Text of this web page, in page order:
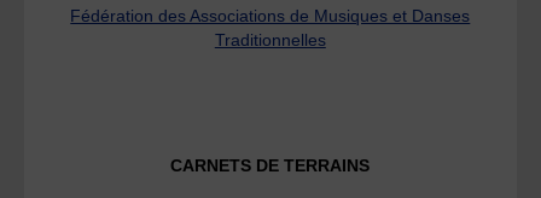
Fédération des Associations de Musiques et Danses
Traditionnelles
CARNETS DE TERRAINS